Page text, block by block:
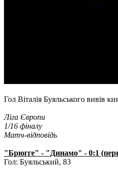
Гол Віталія Буяльського вивів
Ліга Європи
1/16 фіналу
Матч-відповідь
"Брюгге" - "Динамо" - 0:1
Гол: Буяльський, 83